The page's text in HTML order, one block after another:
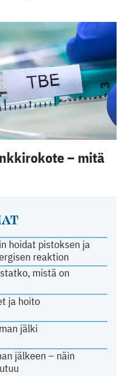
hoidat pistoksen ja
reaktion
mistä on
ja hoito
jälki
jälkeen – näin
– mitä